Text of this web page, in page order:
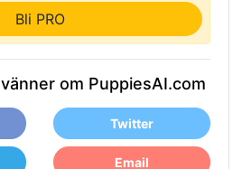
Bli PRO
om PuppiesAI.com
Twitter
Email